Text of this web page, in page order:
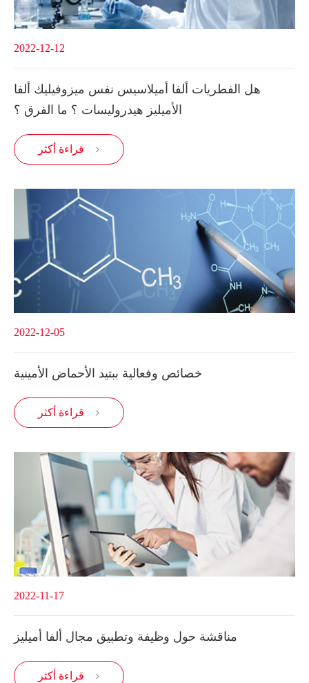
2022-12-12
هل الفطريات ألفا أميلاسيس نفس ميزوفيليك ألفا
الأميليز هيدروليسات ؟ ما الفرق ؟
قراءة أكثر 
2022-12-05
خصائص وفعالية ببتيد الأحماض الأمينية
قراءة أكثر 
2022-11-17
مناقشة حول وظيفة وتطبيق مجال ألفا أميليز
قراءة أكثر 